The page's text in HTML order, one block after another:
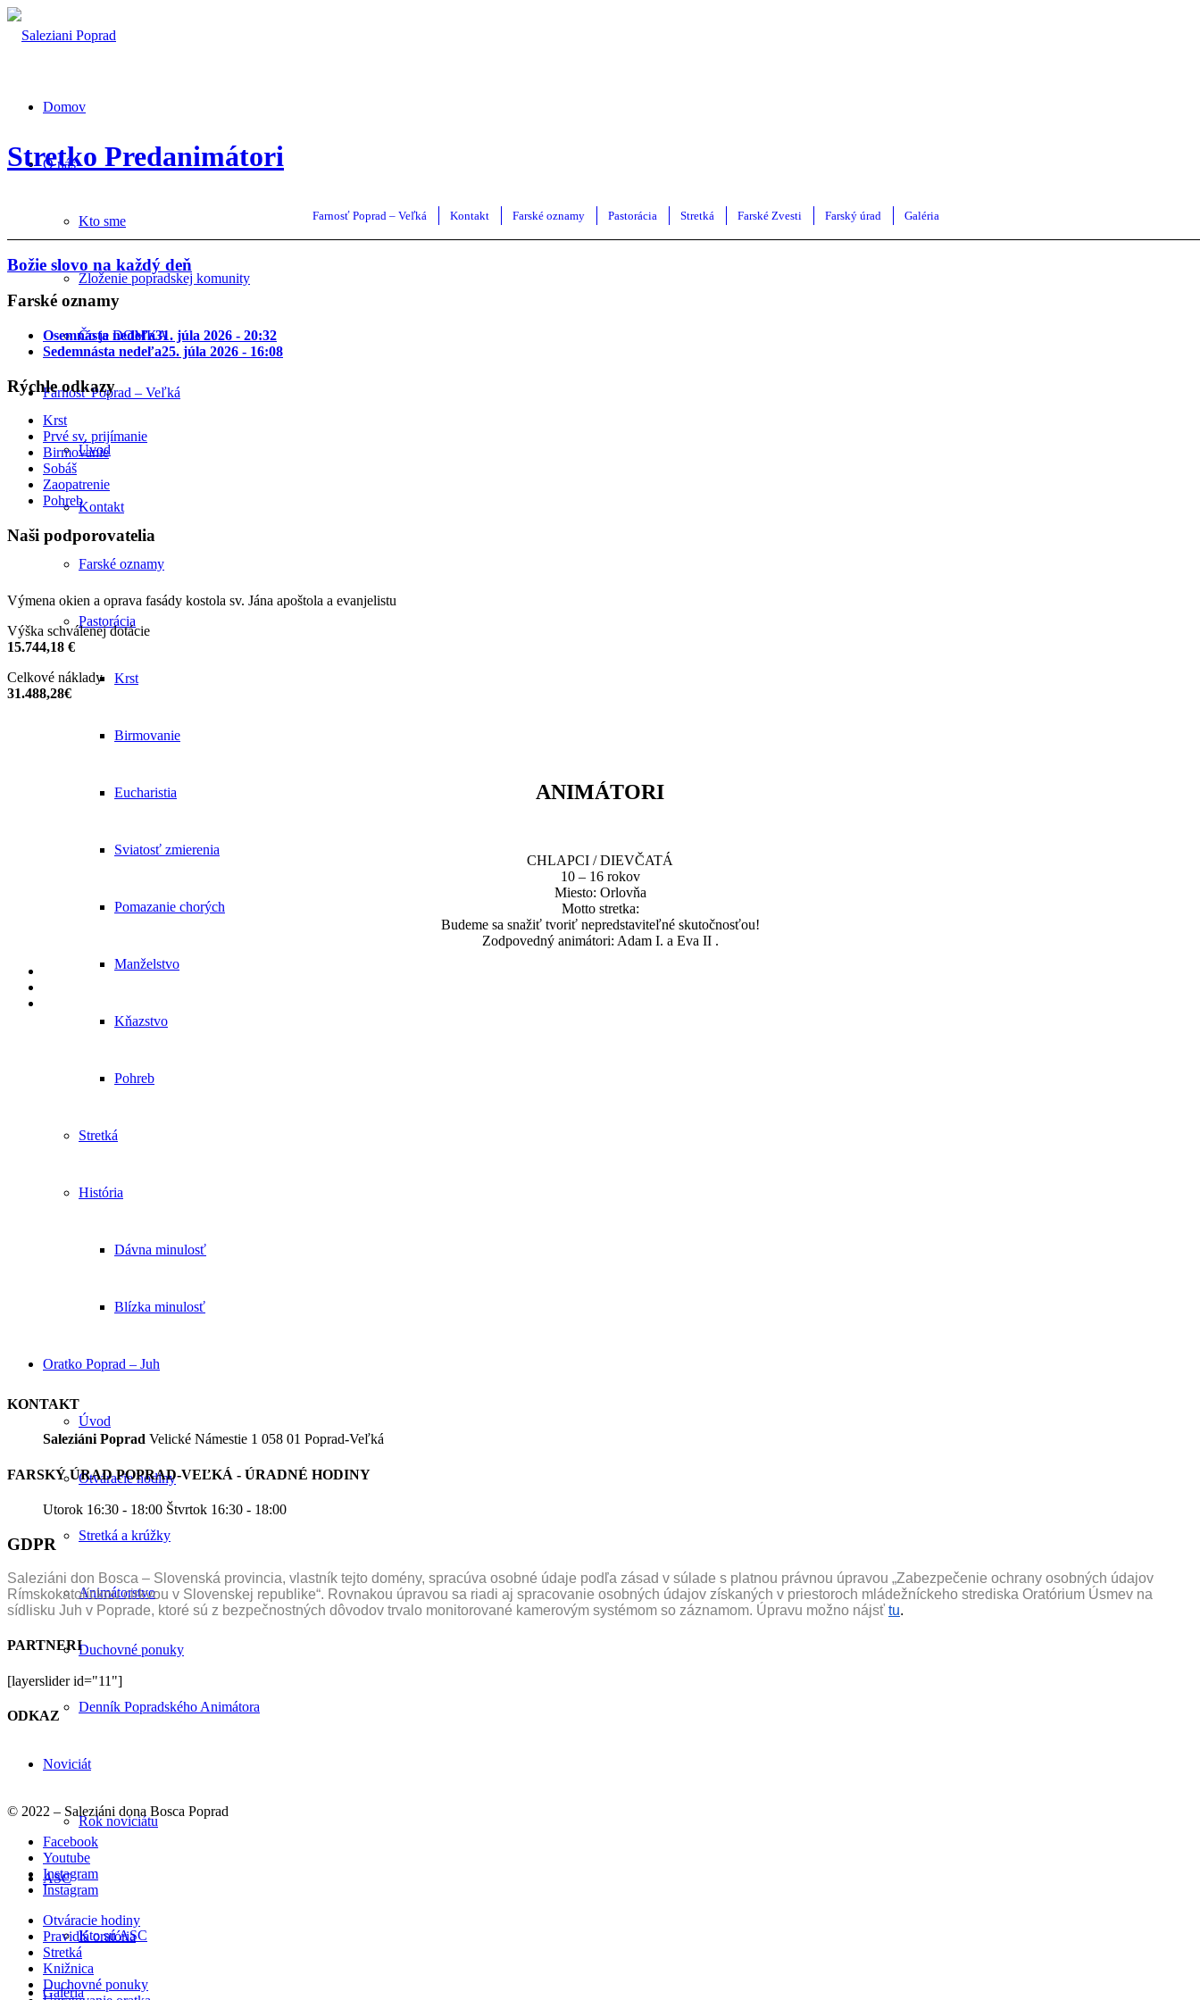
Domov
O nás
Kto sme
Zloženie popradskej komunity
Čo je DOMKA
Farnosť Poprad – Veľká
Úvod
Kontakt
Farské oznamy
Pastorácia
Krst
Birmovanie
Eucharistia
Sviatosť zmierenia
Pomazanie chorých
Manželstvo
Kňazstvo
Pohreb
Stretká
História
Dávna minulosť
Blízka minulosť
Oratko Poprad – Juh
Úvod
Otváracie hodiny
Stretká a krúžky
Animátorstvo
Duchovné ponuky
Denník Popradského Animátora
Noviciát
Rok noviciátu
ASC
Kto sú ASC
Galéria
Stretko Predanimátori
Farnosť Poprad – Veľká Kontakt Farské oznamy Pastorácia Stretká Farské Zvesti Farský úrad Galéria
Božie slovo na každý deň
Farské oznamy
Osemnásta nedeľa31. júla 2026 - 20:32
Sedemnásta nedeľa25. júla 2026 - 16:08
Rýchle odkazy
Krst
Prvé sv. prijímanie
Birmovanie
Sobáš
Zaopatrenie
Pohreb
Naši podporovatelia
Výmena okien a oprava fasády kostola sv. Jána apoštola a evanjelistu
Výška schválenej dotácie
15.744,18 €
Celkové náklady
31.488,28€
ANIMÁTORI
CHLAPCI / DIEVČATÁ
10 – 16 rokov
Miesto: Orlovňa
Motto stretka:
Budeme sa snažiť tvoriť nepredstaviteľné skutočnosťou!
Zodpovedný animátori: Adam I. a Eva II .
KONTAKT
Saleziáni Poprad Velické Námestie 1 058 01 Poprad-Veľká
FARSKÝ ÚRAD POPRAD-VEĽKÁ - ÚRADNÉ HODINY
Utorok 16:30 - 18:00 Štvrtok 16:30 - 18:00
GDPR
Saleziáni don Bosca – Slovenská provincia, vlastník tejto domény, spracúva osobné údaje podľa zásad v súlade s platnou právnou úpravou „Zabezpečenie ochrany osobných údajov
Rímskokatolíckou cirkvou v Slovenskej republike“. Rovnakou úpravou sa riadi aj spracovanie osobných údajov získaných v priestoroch mládežníckeho strediska Oratórium Úsmev na
sídlisku Juh v Poprade, ktoré sú z bezpečnostných dôvodov trvalo monitorované kamerovým systémom so záznamom. Úpravu možno nájsť tu.
PARTNERI
[layerslider id="11"]
ODKAZ
© 2022 – Saleziáni dona Bosca Poprad
Facebook
Youtube
Instagram
Instagram
Otváracie hodiny
Pravidlá oratória
Stretká
Knižnica
Duchovné ponuky